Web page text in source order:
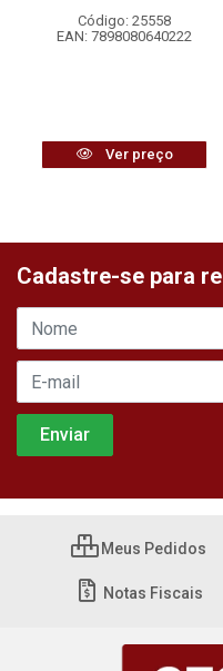
Código: 25558
EAN: 7898080640222
Ver preço
Cadastre-se para
Meus Pedidos
Notas Fiscais